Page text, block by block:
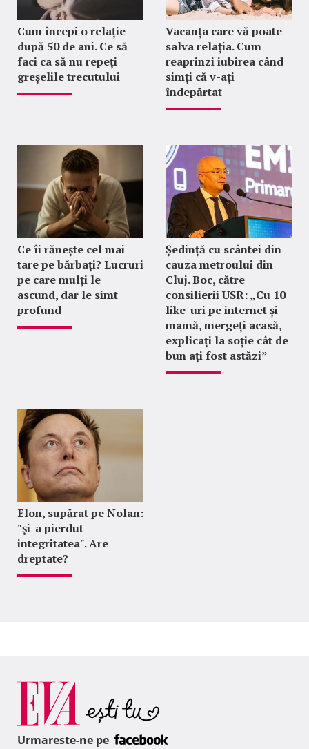
Cum începi o relație
după 50 de ani. Ce să
faci ca să nu repeți
greșelile trecutului
Vacanța care vă poate
salva relația. Cum
reaprinzi iubirea când
simți că v-ați
îndepărtat
Ce îi rănește cel mai
tare pe bărbați? Lucruri
pe care mulți le
ascund, dar le simt
profund
Ședință cu scântei din
cauza metroului din
Cluj. Boc, către
consilierii USR: „Cu 10
like-uri pe internet și
mamă, mergeți acasă,
explicați la soție cât de
bun ați fost astăzi”
Elon, supărat pe Nolan:
"şi-a pierdut
integritatea". Are
dreptate?
Urmareste-ne pe